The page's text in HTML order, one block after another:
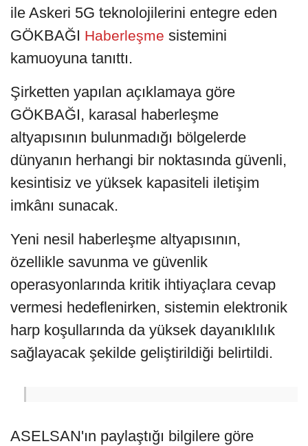
ile Askeri 5G teknolojilerini entegre eden
GÖKBAĞI Haberleşme sistemini
kamuoyuna tanıttı.
Şirketten yapılan açıklamaya göre
GÖKBAĞI, karasal haberleşme
altyapısının bulunmadığı bölgelerde
dünyanın herhangi bir noktasında güvenli,
kesintisiz ve yüksek kapasiteli iletişim
imkânı sunacak.
Yeni nesil haberleşme altyapısının,
özellikle savunma ve güvenlik
operasyonlarında kritik ihtiyaçlara cevap
vermesi hedeflenirken, sistemin elektronik
harp koşullarında da yüksek dayanıklılık
sağlayacak şekilde geliştirildiği belirtildi.
ASELSAN'ın paylaştığı bilgilere göre